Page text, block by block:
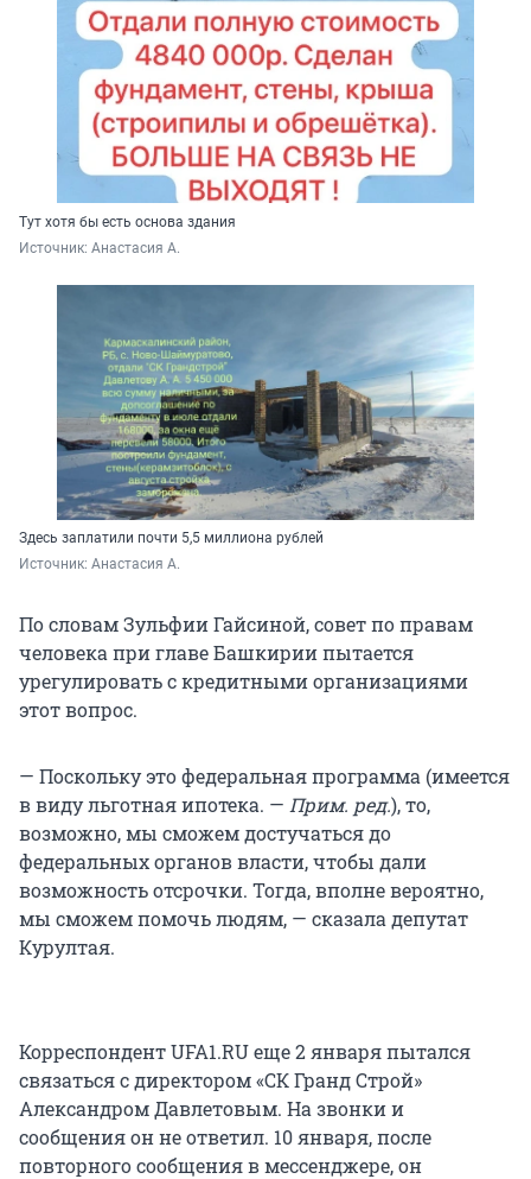
Тут хотя бы есть основа здания
Источник: Анастасия А.
Здесь заплатили почти 5,5 миллиона рублей
Источник: Анастасия А.
По словам Зульфии Гайсиной, совет по правам
человека при главе Башкирии пытается
урегулировать с кредитными организациями
этот вопрос.
— Поскольку это федеральная программа (имеется
в виду льготная ипотека. — Прим. ред.), то,
возможно, мы сможем достучаться до
федеральных органов власти, чтобы дали
возможность отсрочки. Тогда, вполне вероятно,
мы сможем помочь людям, — сказала депутат
Курултая.
Корреспондент UFA1.RU еще 2 января пытался
связаться с директором «СК Гранд Строй»
Александром Давлетовым. На звонки и
сообщения он не ответил. 10 января, после
повторного сообщения в мессенджере, он